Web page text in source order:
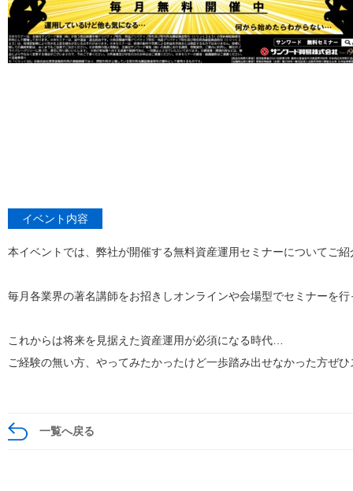
イベント内容
本イベントでは、弊社が開催する無料資産運用セミナーについてご
毎月各業界の著名講師をお招きしオンラインや会場型でセミナーを
これからは将来を見据えた資産運用が必須になる時代…
ご経験の無い方、やってみたかったけど一歩踏み出せなかった方ぜ
一覧へ戻る